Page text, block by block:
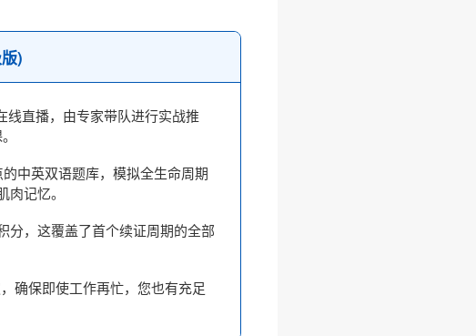
)
线直播，由专家带队进行实战推
中英双语题库，模拟全生命周期
记忆。
分，这覆盖了首个续证周期的全部
确保即使工作再忙，您也有充足